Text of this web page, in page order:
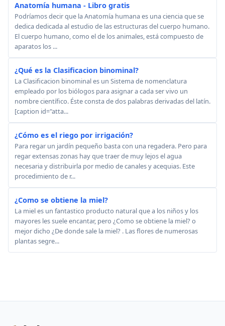
Anatomía humana - Libro gratis
Podríamos decir que la Anatomía humana es una ciencia que se
dedica dedicada al estudio de las estructuras del cuerpo humano.
El cuerpo humano, como el de los animales, está compuesto de
aparatos los ...
¿Qué es la Clasificacion binominal?
La Clasificacion binominal es un Sistema de nomenclatura
empleado por los biólogos para asignar a cada ser vivo un
nombre científico. Éste consta de dos palabras derivadas del latín.
[caption id="atta...
¿Cómo es el riego por irrigación?
Para regar un jardín pequeño basta con una regadera. Pero para
regar extensas zonas hay que traer de muy lejos el agua
necesaria y distribuirla por medio de canales y acequias. Este
procedimiento de r...
¿Como se obtiene la miel?
La miel es un fantastico producto natural que a los niños y los
mayores les suele encantar, pero ¿Como se obtiene la miel? o
mejor dicho ¿De donde sale la miel? . Las flores de numerosas
plantas segre...